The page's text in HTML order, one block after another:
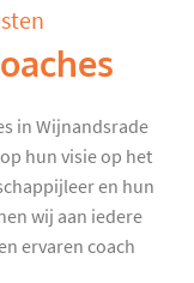
in Wijnandsrade
hun visie op het
en hun
wij aan iedere
ervaren coach